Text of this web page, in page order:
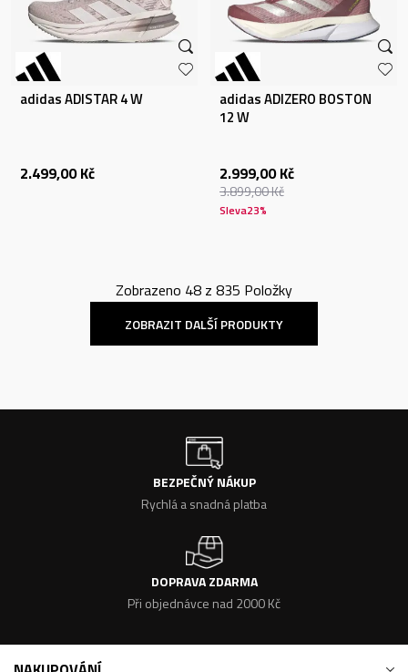
adidas ADISTAR 4 W
2.499,00 Kč
adidas ADIZERO BOSTON
12 W
2.999,00 Kč
3.899,00Kč
Sleva23%
Zobrazeno 48 z 835 Položky
ZOBRAZIT DALŠÍ PRODUKTY
BEZPEČNÝ NÁKUP
Rychlá a snadná platba
DOPRAVA ZDARMA
Při objednávce nad 2000 Kč